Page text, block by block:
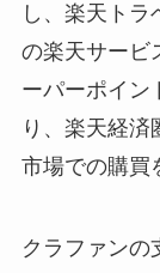
し、楽天ト
の楽天サービ
ーパーポイン
り、楽天経
市場での購買
クラファンの